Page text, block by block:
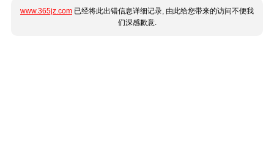
www.365jz.com 已经将此出错信息详细记录, 由此给您带来的访问不便我
们深感歉意.